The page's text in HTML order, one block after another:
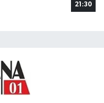
21:30